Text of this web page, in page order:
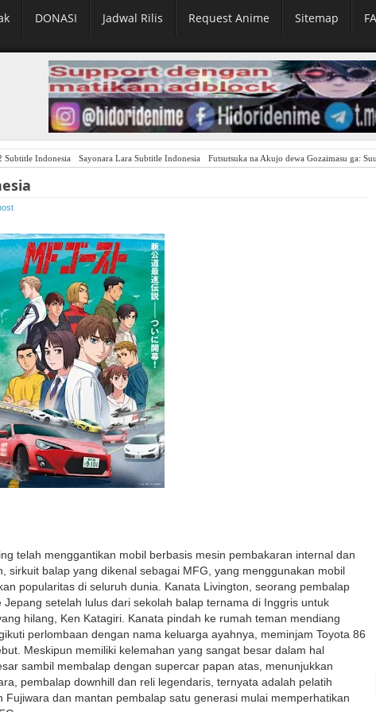
DONASI Jadwal Rilis Request Anime Sitemap
Subtitle Indonesia Sayonara Lara Subtitle Indonesia Futsutsuka na Akujo dewa Gozaimasu ga:
telah menggantikan mobil berbasis mesin pembakaran internal dan
sirkuit balap yang dikenal sebagai MFG, yang menggunakan mobil
popularitas di seluruh dunia. Kanata Livington, seorang pembalap
setelah lulus dari sekolah balap ternama di Inggris untuk
hilang, Ken Katagiri. Kanata pindah ke rumah teman mendiang
perlombaan dengan nama keluarga ayahnya, meminjam Toyota 86
Meskipun memiliki kelemahan yang sangat besar dalam hal
sambil membalap dengan supercar papan atas, menunjukkan
pembalap downhill dan reli legendaris, ternyata adalah pelatih
dan mantan pembalap satu generasi mulai memperhatikan